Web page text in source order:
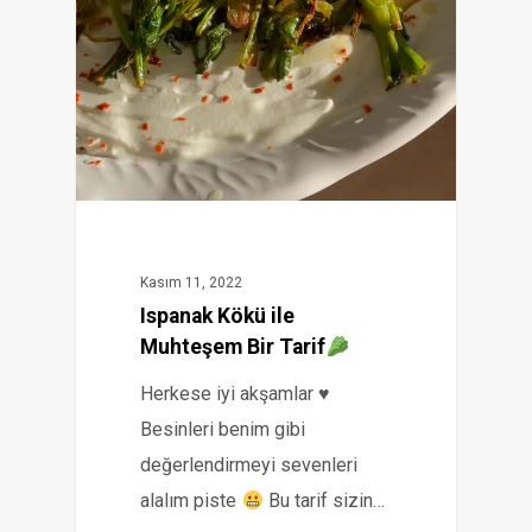
Kasım 11, 2022
Ispanak Kökü ile
Muhteşem Bir Tarif
Herkese iyi akşamlar ♥️
Besinleri benim gibi
değerlendirmeyi sevenleri
alalım piste
Bu tarif sizin…